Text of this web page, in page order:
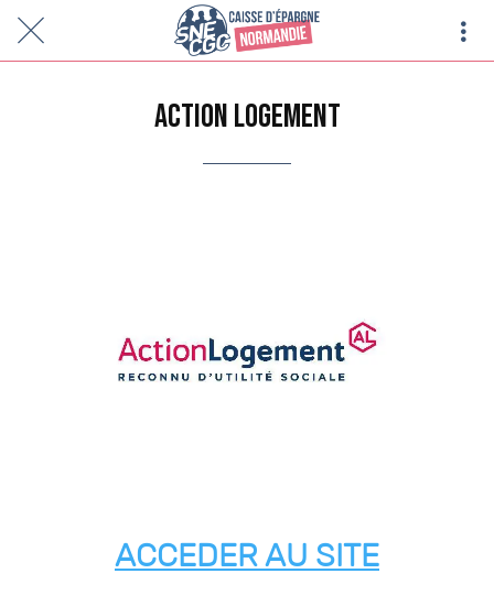
ACTION LOGEMENT
ACCEDER AU SITE